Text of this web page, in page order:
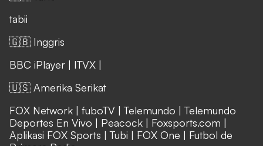
tabii
🇬🇧 Inggris
BBC iPlayer | ITVX |
🇺🇸 Amerika Serikat
FOX Network | fuboTV |Telemundo |Telemundo
Deportes En Vivo | Peacock | Foxsports.com |
Aplikasi FOX Sports |Tubi | FOX One | Futbol de